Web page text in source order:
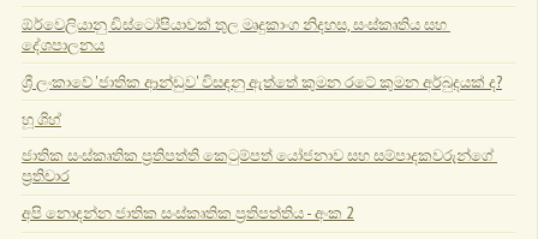
ඕර්වෙලියානු ඩිස්ටෝපියාවක් තුල මෘදුකාංග නිදහස, සංස්කෘතිය සහ
දේශපාලනය
ශ්‍රී ලංකාවේ 'ජාතික ආන්ඩුව' විසඳනු ඇත්තේ කුමන රටේ කුමන අර්බුදයක් ද?
හූ ශිහ්
ජාතික සංස්කෘතික ප්‍රතිපත්ති කෙටුම්පත් යෝජනාව සහ සම්පාදකවරුන්ගේ
ප්‍රතිචාර
අපි නොදන්න ජාතික සංස්කෘතික ප්‍රතිපත්තිය - අංක 2